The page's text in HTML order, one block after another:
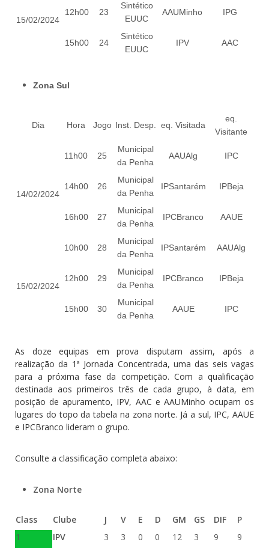
15/02/2024
12h00 23
Sintético
EUUC
AAUMinho IPG
15h00 24
Sintético
EUUC
IPV AAC
Zona Sul
Dia Hora Jogo Inst. Desp. eq. Visitada
eq.
Visitante
14/02/2024
11h00 25
Municipal
da Penha
AAUAlg IPC
14h00 26
Municipal
da Penha
IPSantarém IPBeja
16h00 27
Municipal
da Penha
IPCBranco AAUE
15/02/2024
10h00 28
Municipal
da Penha
IPSantarém AAUAlg
12h00 29
Municipal
da Penha
IPCBranco IPBeja
15h00 30
Municipal
da Penha
AAUE IPC
As doze equipas em prova disputam assim, após a
realização da 1ª Jornada Concentrada, uma das seis vagas
para a próxima fase da competição. Com a qualificação
destinada aos primeiros três de cada grupo, à data, em
posição de apuramento, IPV, AAC e AAUMinho ocupam os
lugares do topo da tabela na zona norte. Já a sul, IPC, AAUE
e IPCBranco lideram o grupo.
Consulte a classificação completa abaixo:
Zona Norte
Class Clube J V E D GM GS DIF
P
1
IPV 3 3 0 0 12 3 9
9